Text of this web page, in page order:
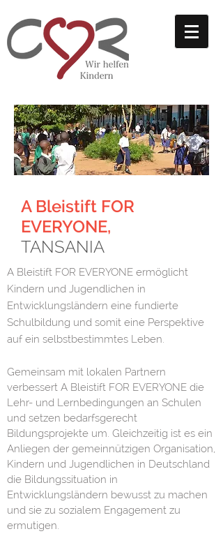
A Bleistift FOR
EVERYONE,
TANSANIA
A Bleistift FOR EVERYONE ermöglicht
Kindern und Jugendlichen in
Entwicklungsländern eine fundierte
Schulbildung und somit eine Perspektive
auf ein selbstbestimmtes Leben.
Gemeinsam mit lokalen Partnern
verbessert A Bleistift FOR EVERYONE die
Lehr- und Lernbedingungen an Schulen
und setzen bedarfsgerecht
Bildungsprojekte um. Gleichzeitig ist es ein
Anliegen der gemeinnützigen Organisation,
Kindern und Jugendlichen in Deutschland
die Bildungssituation in
Entwicklungsländern bewusst zu machen
und sie zu sozialem Engagement zu
ermutigen.